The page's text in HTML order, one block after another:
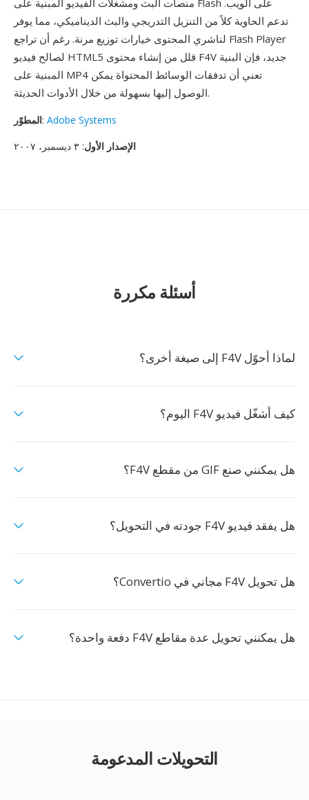
منصات البث ومشغلات الفيديو المبنية على Flash على الويب.
تدعم الحاوية كلاً من التنزيل التدريجي والبث الديناميكي، مما يوفر
لناشري المحتوى خيارات توزيع مرنة. رغم أن تراجع Flash Player
لصالح فيديو HTML5 قلل من إنشاء محتوى F4V جديد، فإن البنية
المبنية على MP4 تعني أن تدفقات الوسائط المحتواة يمكن
الوصول إليها بسهولة من خلال الأدوات الحديثة.
المطوّر: Adobe Systems
الإصدار الأول: ٣ ديسمبر، ٢٠٠٧
أسئلة مكررة
لماذا أحوّل F4V إلى صيغة أخرى؟
كيف أشغّل فيديو F4V اليوم؟
هل يمكنني صنع GIF من مقطع F4V؟
هل يفقد فيديو F4V جودته في التحويل؟
هل تحويل F4V مجاني في Convertio؟
هل يمكنني تحويل عدة مقاطع F4V دفعة واحدة؟
التحويلات المدعومة